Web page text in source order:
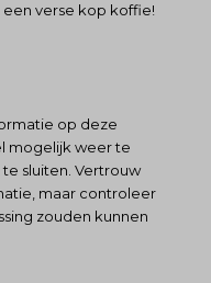
verse kop koffie!
op deze
mogelijk weer te
sluiten. Vertrouw
maar controleer
zouden kunnen